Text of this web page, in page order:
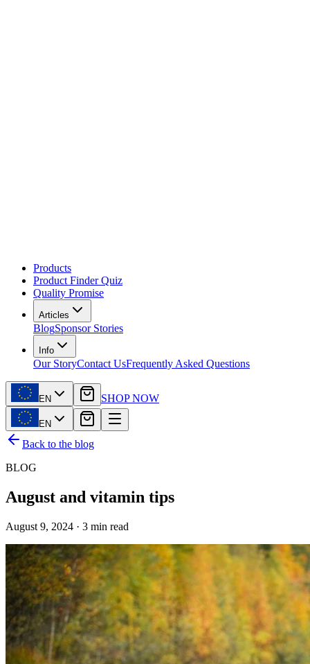
Products
Product Finder Quiz
Quality Promise
Articles
BlogSponsor Stories
Info
Our StoryContact UsFrequently Asked Questions
EN SHOP NOW
EN
Back to the blog
BLOG
August and vitamin tips
August 9, 2024 · 3 min read